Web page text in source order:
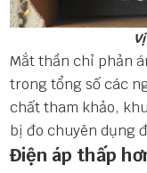
Mắt thần chỉ phản
trong tổng số các
chất tham khảo,
bị đo chuyên dụng
Điện áp thấp